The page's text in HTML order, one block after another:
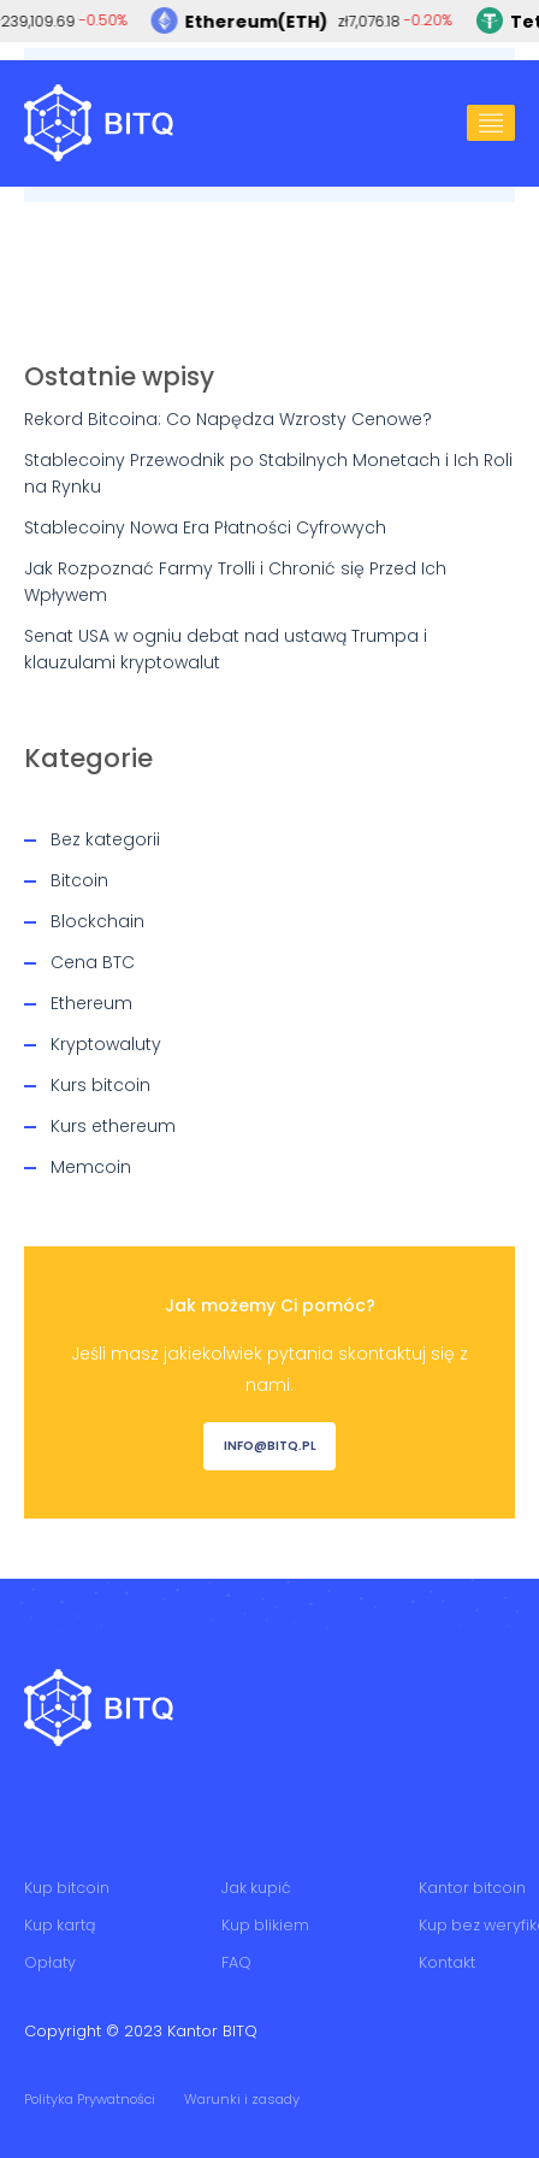
2025-02-17
Kryptowaluty w funduszach ETF: Przewidywania
dla Litecoin, Solany i XRP
Ostatnie wpisy
Rekord Bitcoina: Co Napędza Wzrosty Cenowe?
Stablecoiny Przewodnik po Stabilnych Monetach i Ich Roli
na Rynku
Stablecoiny Nowa Era Płatności Cyfrowych
Jak Rozpoznać Farmy Trolli i Chronić się Przed Ich
Wpływem
Senat USA w ogniu debat nad ustawą Trumpa i
klauzulami kryptowalut
Kategorie
Bez kategorii
Bitcoin
Blockchain
Cena BTC
Ethereum
Kryptowaluty
Kurs bitcoin
Kurs ethereum
Memcoin
Jak możemy Ci pomóc?
Jeśli masz jakiekolwiek pytania skontaktuj się z
nami.
INFO@BITQ.PL
Kup bitcoin Jak kupić
Kantor bitcoin
Kup kartą
Kup blikiem
Kup bez
Opłaty
FAQ Kontakt
Copyright © 2023 Kantor BITQ
Polityka Prywatności Warunki i zasady
-0.50% Ethereum(ETH) zł7,076.18-0.20%